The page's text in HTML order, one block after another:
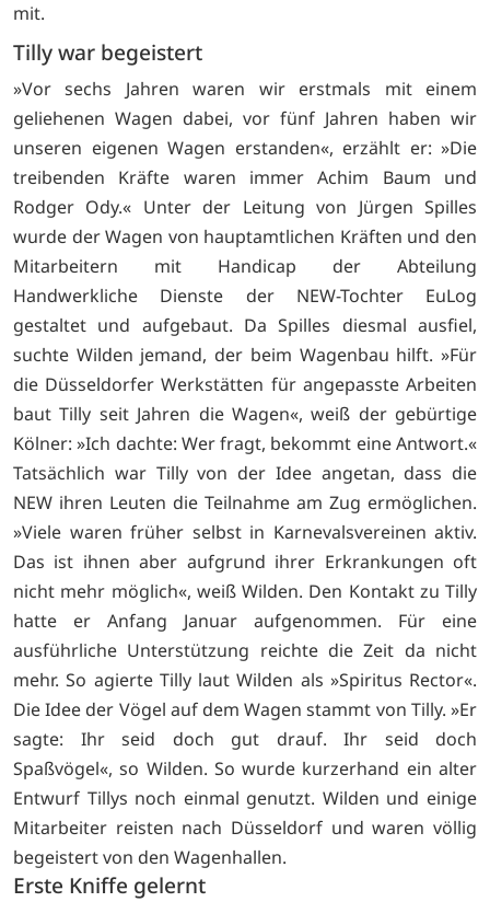
mit.
Tilly war begeistert
»Vor sechs Jahren waren wir erstmals mit einem
geliehenen Wagen dabei, vor fünf Jahren haben wir
unseren eigenen Wagen erstanden«, erzählt er: »Die
treibenden Kräfte waren immer Achim Baum und
Rodger Ody.« Unter der Leitung von Jürgen Spilles
wurde der Wagen von hauptamtlichen Kräften und den
Mitarbeitern mit Handicap der Abteilung
Handwerkliche Dienste der NEW-Tochter EuLog
gestaltet und aufgebaut. Da Spilles diesmal ausfiel,
suchte Wilden jemand, der beim Wagenbau hilft. »Für
die Düsseldorfer Werkstätten für angepasste Arbeiten
baut Tilly seit Jahren die Wagen«, weiß der gebürtige
Kölner: »Ich dachte: Wer fragt, bekommt eine Antwort.«
Tatsächlich war Tilly von der Idee angetan, dass die
NEW ihren Leuten die Teilnahme am Zug ermöglichen.
»Viele waren früher selbst in Karnevalsvereinen aktiv.
Das ist ihnen aber aufgrund ihrer Erkrankungen oft
nicht mehr möglich«, weiß Wilden. Den Kontakt zu Tilly
hatte er Anfang Januar aufgenommen. Für eine
ausführliche Unterstützung reichte die Zeit da nicht
mehr. So agierte Tilly laut Wilden als »Spiritus Rector«.
Die Idee der Vögel auf dem Wagen stammt von Tilly. »Er
sagte: Ihr seid doch gut drauf. Ihr seid doch
Spaßvögel«, so Wilden. So wurde kurzerhand ein alter
Entwurf Tillys noch einmal genutzt. Wilden und einige
Mitarbeiter reisten nach Düsseldorf und waren völlig
begeistert von den Wagenhallen.
Erste Kniffe gelernt